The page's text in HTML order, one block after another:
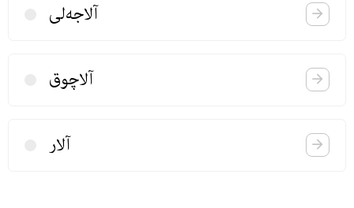
آلاجه‌لی
آلاچوق
آلار